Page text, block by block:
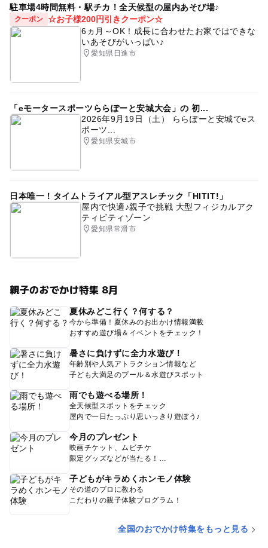
駐車場4時間無料・駅チカ！全天候型の屋内あそび場♪
クーポン ☆お子様200円引きクーポン☆
6ヵ月～OK！成長に合わせたお家ではできな
いあそびがいっぱい♪
愛知県日進市
「eモータースポーツららぽーと安城大会」の 初...
2026年9月19日（土） ららぽーと安城でeス
ポーツ...
愛知県安城市
日本唯一！タイムトライアル型アスレチック「HITIT!」
屋内で快適♪親子で挑戦 大型フィジカルアク
ティビティゾーン
愛知県常滑市
親子のおでかけ特集 8月
夏休みどこ行く？何する？
今から準備！夏休みのお出かけ情報満載
おすすめ遊び場＆イベントをチェック！
暑さに負けずに全力水遊び！
年齢別や人気アトラクション情報など
子ども大満足のプール＆水遊びスポット
雨でも遊べる場所！
全天候型スポットをチェック
屋内で一日たっぷり思いっきり遊ぼう♪
今月のプレゼント
映画チケット、ムビチケ
限定グッズなどが当たる！
子どもがキラめくホンモノ体験
その道のプロに教わる
こだわりの親子体験プログラム！
全国のおでかけ特集をもっと見る